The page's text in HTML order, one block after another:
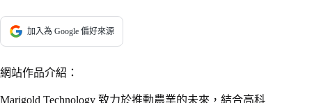
加入為 Google 偏好來源
網站作品介紹：
Marigold Technology 致力於推動農業的未來，結合高科